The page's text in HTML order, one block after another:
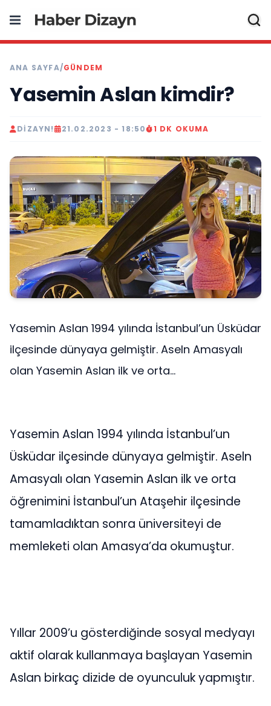
ANA SAYFA/GÜNDEM
Yasemin Aslan kimdir?
DIZAYN! 21.02.2023 - 18:50 1 DK OKUMA
Yasemin Aslan 1994 yılında İstanbul’un Üsküdar
ilçesinde dünyaya gelmiştir. Aseln Amasyalı
olan Yasemin Aslan ilk ve orta...
Yasemin Aslan 1994 yılında İstanbul’un
Üsküdar ilçesinde dünyaya gelmiştir. Aseln
Amasyalı olan Yasemin Aslan ilk ve orta
öğrenimini İstanbul’un Ataşehir ilçesinde
tamamladıktan sonra üniversiteyi de
memleketi olan Amasya’da okumuştur.
Yıllar 2009’u gösterdiğinde sosyal medyayı
aktif olarak kullanmaya başlayan Yasemin
Aslan birkaç dizide de oyunculuk yapmıştır.